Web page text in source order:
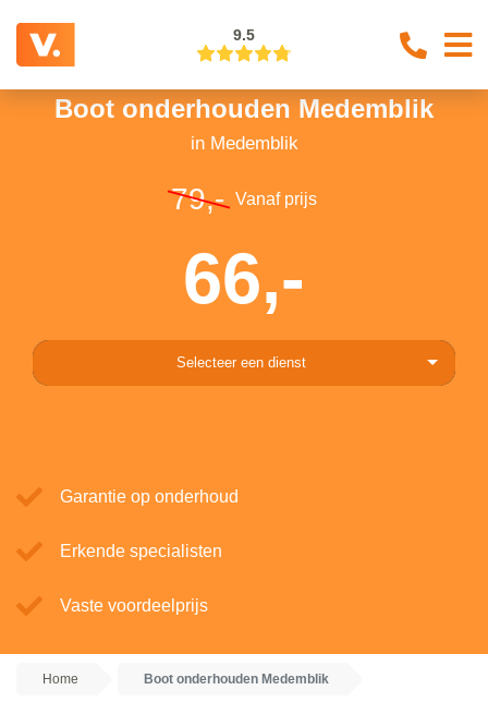
9.5
Boot onderhouden Medemblik
in Medemblik
79,- Vanaf prijs
66,-
Selecteer een dienst
Garantie op onderhoud
Erkende specialisten
Vaste voordeelprijs
Home Boot onderhouden Medemblik